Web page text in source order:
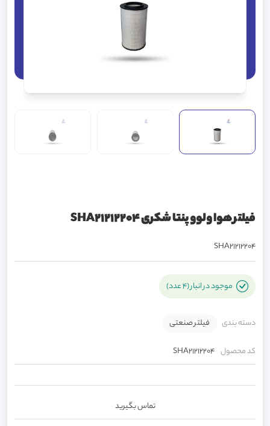
فیلتر هوا ولوو پنتا شکری SHA21212204
SHA21212204
موجود در انبار (4 عدد)
دسته بندی فیلتر صنعتی
کد محصول SHA21212204
تماس بگیرید